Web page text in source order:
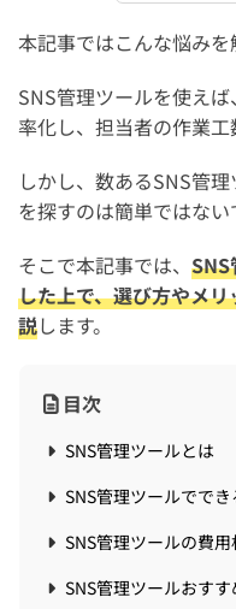
本記事ではこんな悩みを
SNS管理ツールを使え
率化し、担当者の作業工
しかし、数あるSNS管
を探すのは簡単ではない
そこで本記事では、
した上で、選び方やメ
説します。
目次
SNS管理ツールとは
SNS管理ツールででき
SNS管理ツールの費用
SNS管理ツールおすす